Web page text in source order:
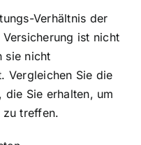
Verhältnis der
ist nicht
sie nicht
Vergleichen Sie die
die Sie erhalten, um
zu treffen.